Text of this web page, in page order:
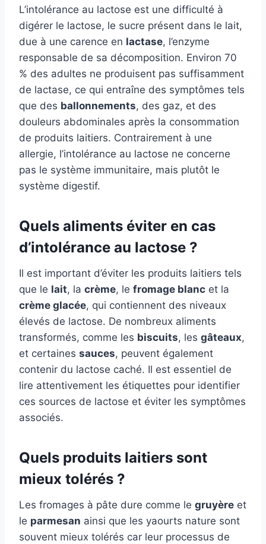
L’intolérance au lactose est une difficulté à
digérer le lactose, le sucre présent dans le lait,
due à une carence en lactase, l’enzyme
responsable de sa décomposition. Environ 70
% des adultes ne produisent pas suffisamment
de lactase, ce qui entraîne des symptômes tels
que des ballonnements, des gaz, et des
douleurs abdominales après la consommation
de produits laitiers. Contrairement à une
allergie, l’intolérance au lactose ne concerne
pas le système immunitaire, mais plutôt le
système digestif.
Quels aliments éviter en cas
d’intolérance au lactose ?
Il est important d’éviter les produits laitiers tels
que le lait, la crème, le fromage blanc et la
crème glacée, qui contiennent des niveaux
élevés de lactose. De nombreux aliments
transformés, comme les biscuits, les gâteaux,
et certaines sauces, peuvent également
contenir du lactose caché. Il est essentiel de
lire attentivement les étiquettes pour identifier
ces sources de lactose et éviter les symptômes
associés.
Quels produits laitiers sont
mieux tolérés ?
Les fromages à pâte dure comme le gruyère et
le parmesan ainsi que les yaourts nature sont
souvent mieux tolérés car leur processus de